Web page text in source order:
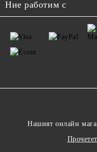
Ние работим с
Нашият онлайн